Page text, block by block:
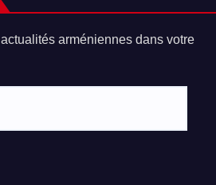
arméniennes dans votre